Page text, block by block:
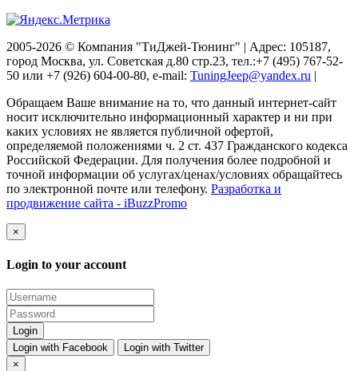
2005-2026 © Компания "ТиДжей-Тюнинг" | Адрес: 105187,
город Москва, ул. Советская д.80 стр.23, тел.:+7 (495) 767-52-
50 или +7 (926) 604-00-80, e-mail: TuningJeep@yandex.ru |
Обращаем Ваше внимание на то, что данный интернет-сайт
носит исключительно информационный характер и ни при
каких условиях не является публичной офертой,
определяемой положениями ч. 2 ст. 437 Гражданского кодекса
Российской Федерации. Для получения более подробной и
точной информации об услугах/ценах/условиях обращайтесь
по электронной почте или телефону. Разработка и
продвижение сайта - iBuzzPromo
×
Login to your account
Login with Facebook
Login with Twitter
×